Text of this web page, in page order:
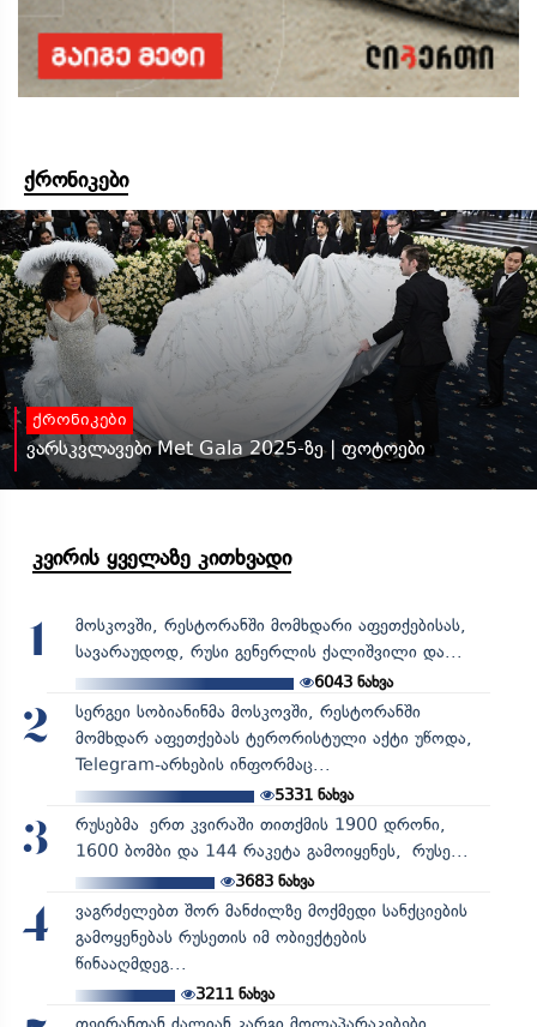
ქრონიკები
ქრონიკები
ვარსკვლავები Met Gala 2025-ზე | ფოტოები
კვირის ყველაზე კითხვადი
1
მოსკოვში, რესტორანში მომხდარი აფეთქებისას,
სავარაუდოდ, რუსი გენერლის ქალიშვილი და...
6043 ნახვა
2
სერგეი სობიანინმა მოსკოვში, რესტორანში
მომხდარ აფეთქებას ტერორისტული აქტი უწოდა,
Telegram-არხების ინფორმაც...
5331ნახვა
3
რუსებმა ერთ კვირაში თითქმის 1900 დრონი,
1600 ბომბი და 144 რაკეტა გამოიყენეს, რუსე...
3683ნახვა
4
ვაგრძელებთ შორ მანძილზე მოქმედი სანქციების
გამოყენებას რუსეთის იმ ობიექტების
წინააღმდეგ...
3211ნახვა